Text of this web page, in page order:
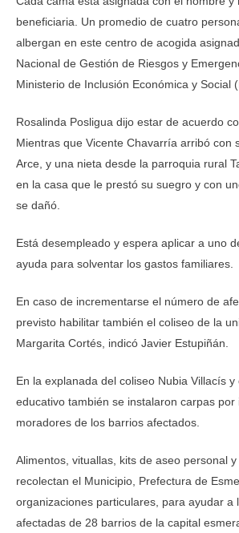
beneficiaria. Un promedio de cuatro
albergan en este centro de acogida
Nacional de Gestión de Riesgos y
Ministerio de Inclusión Económica y Social
Rosalinda Posligua dijo estar de acuerdo
Mientras que Vicente Chavarría arribó con
Arce, y una nieta desde la parroquia rural
en la casa que le prestó su suegro y con
se dañó.
Está desempleado y espera aplicar a uno
ayuda para solventar los gastos familiares.
En caso de incrementarse el número de
previsto habilitar también el coliseo de la
Margarita Cortés, indicó Javier Estupiñán.
En la explanada del coliseo Nubia Villacís
educativo también se instalaron carpas por
moradores de los barrios afectados.
Alimentos, vituallas, kits de aseo personal
recolectan el Municipio, Prefectura de
organizaciones particulares, para ayudar a
afectadas de 28 barrios de la capital